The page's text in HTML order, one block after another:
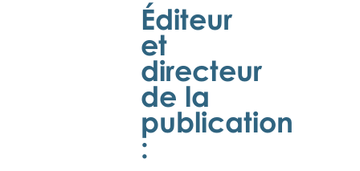
Éditeur
et
directeur
de la
publication
: